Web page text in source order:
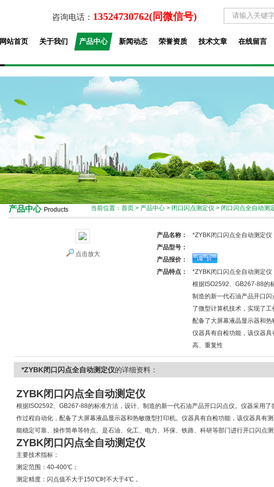
咨询电话： 13524730762(同微信号)
网站首页 关于我们 产品中心 新闻动态 荣誉资质 技术文章 在线留言
产品中心 Products 当前位置： 首页 > 产品中心 > 闭口闪点测定仪 > 闭口闪点全自动测
点击放大
产品名称：
*ZYBK闭口闪点全自动测定仪
产品型号：
产品报价：
产品特点：
*ZYBK闭口闪点全自动测定仪
根据ISO2592、GB267-88的
制造的新一代石油产品开口闪
了微型计算机技术，实现了工
配备了大屏幕液晶显示器和热
仪器具有自检功能，该仪器具
高、重复性
*ZYBK闭口闪点全自动测定仪的详细资料：
ZYBK闭口闪点全自动测定仪
根据ISO2592、GB267-88的标准方法，设计、制造的新一代石油产品开口闪点仪。仪器采用了
作过程自动化，配备了大屏幕液晶显示器和热敏微型打印机。仪器具有自检功能，该仪器具有
能稳定可靠、操作简单等特点。是石油、化工、电力、环保、铁路、科研等部门进行开口闪点测
ZYBK闭口闪点全自动测定仪
主要技术指标：
测定范围：40-400℃；
测定精度：闪点值不大于150℃时不大于4℃，